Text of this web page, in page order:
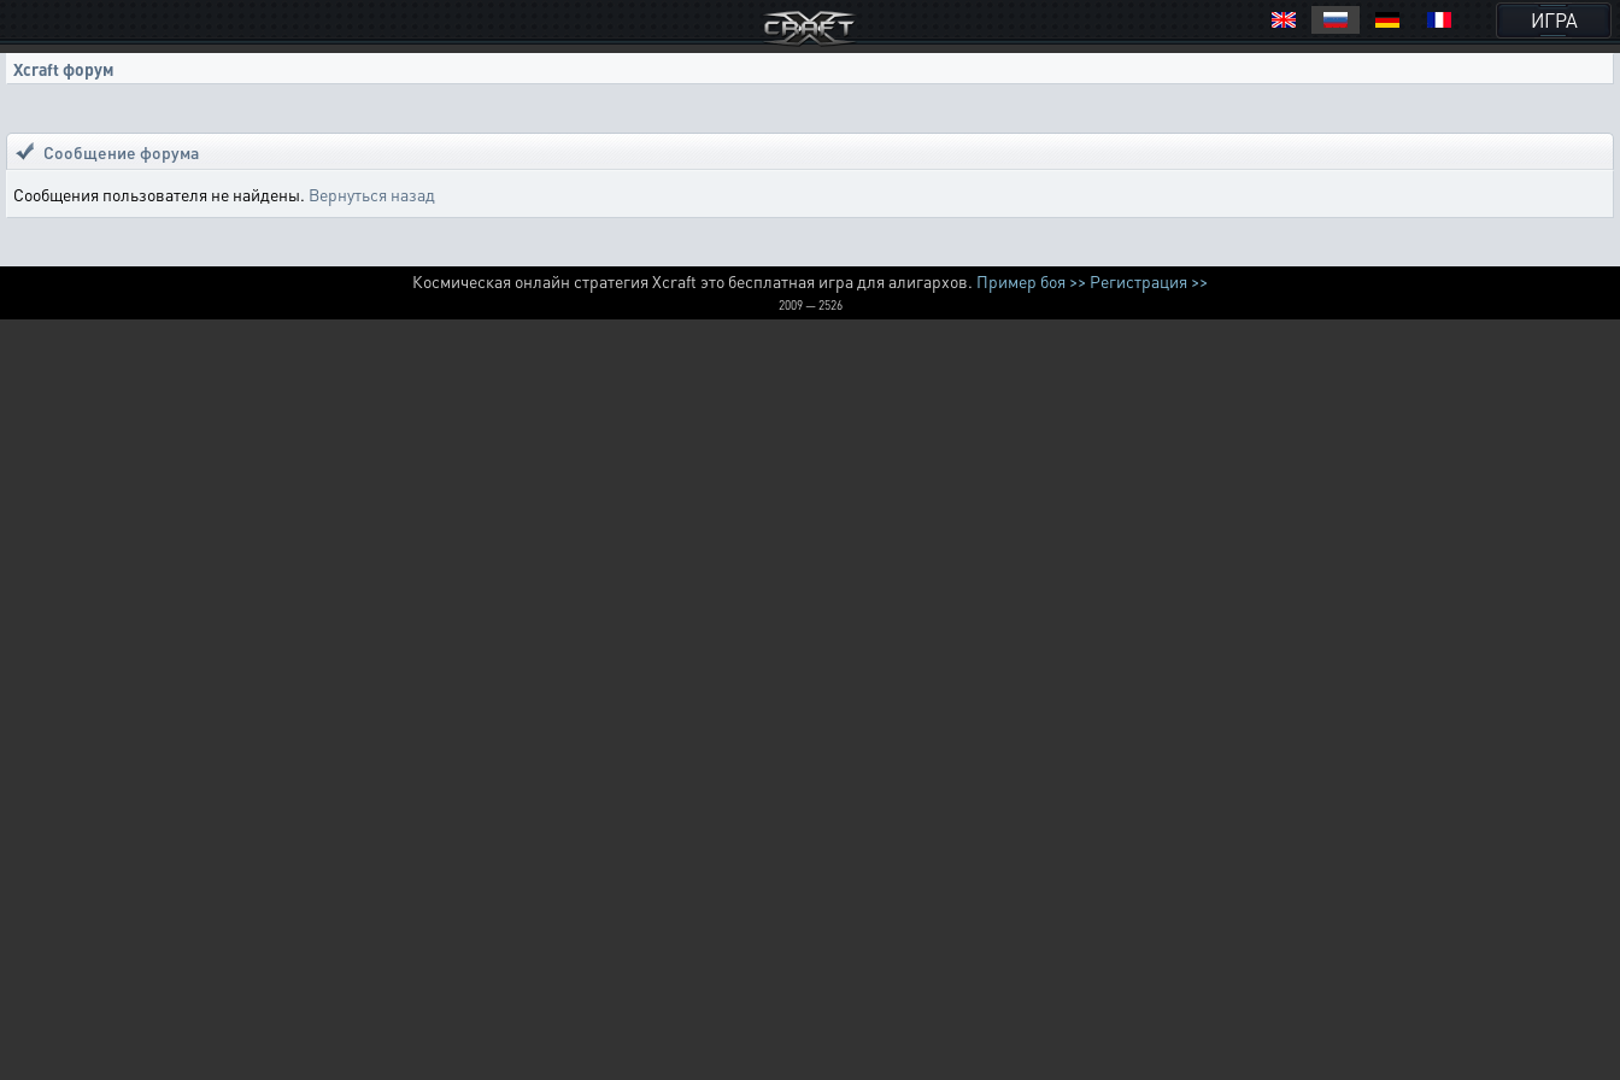
ИГРА
Xcraft форум
Сообщение форума
Сообщения пользователя не найдены. Вернуться назад
Космическая онлайн стратегия Xcraft это бесплатная игра для алигархов. Пример боя >> Регистрация >>
2009 — 2526